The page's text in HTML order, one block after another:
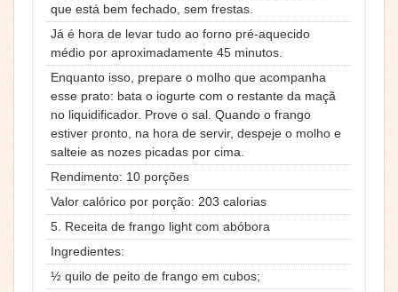
que está bem fechado, sem frestas.
Já é hora de levar tudo ao forno pré-aquecido
médio por aproximadamente 45 minutos.
Enquanto isso, prepare o molho que acompanha
esse prato: bata o iogurte com o restante da maçã
no liquidificador. Prove o sal. Quando o frango
estiver pronto, na hora de servir, despeje o molho e
salteie as nozes picadas por cima.
Rendimento: 10 porções
Valor calórico por porção: 203 calorias
5. Receita de frango light com abóbora
Ingredientes:
½ quilo de peito de frango em cubos;